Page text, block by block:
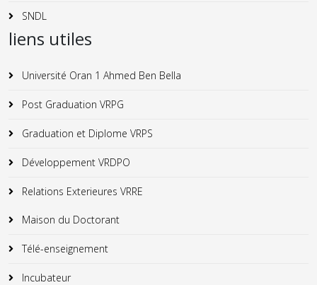
SNDL
liens utiles
Université Oran 1 Ahmed Ben Bella
Post Graduation VRPG
Graduation et Diplome VRPS
Développement VRDPO
Relations Exterieures VRRE
Maison du Doctorant
Télé-enseignement
Incubateur